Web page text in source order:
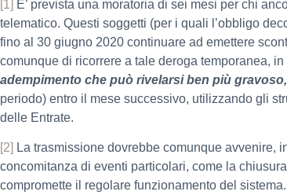
[1] E’ prevista una moratoria di sei mesi per chi
telematico. Questi soggetti (per i quali l’obbligo
fino al 30 giugno 2020 continuare ad emettere
comunque di ricorrere a tale deroga temporanea,
adempimento che può rivelarsi ben più gravoso,
periodo) entro il mese successivo, utilizzando gli
delle Entrate.
[2] La trasmissione dovrebbe comunque avvenire,
concomitanza di eventi particolari, come la
compromette il regolare funzionamento del sistema.